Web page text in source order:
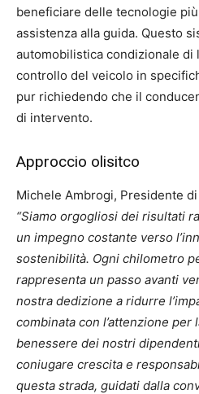
beneficiare delle tecnologie
assistenza alla guida. Questo
automobilistica condizionale di
controllo del veicolo in
pur richiedendo che il
di intervento.
Approccio olisitco
Michele Ambrogi, Presidente di
“Siamo orgogliosi dei risultati
un impegno costante verso
sostenibilità. Ogni chilometro
rappresenta un passo avanti
nostra dedizione a ridurre
combinata con l’attenzione per
benessere dei nostri
coniugare crescita e
questa strada, guidati dalla